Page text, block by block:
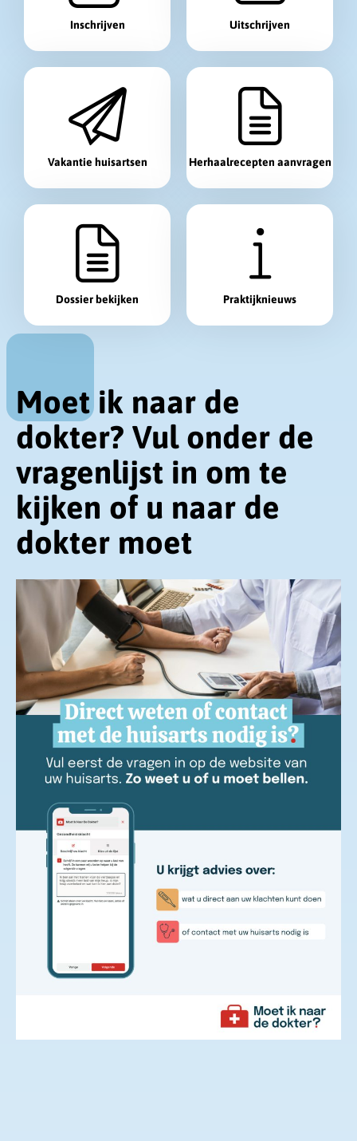
n
Inschrijven Uitschrijven
Vakantie huisartsen Herhaalrecepten aanvragen
Dossier bekijken Praktijknieuws
Moet ik naar de
dokter? Vul onder de
vragenlijst in om te
kijken of u naar de
dokter moet